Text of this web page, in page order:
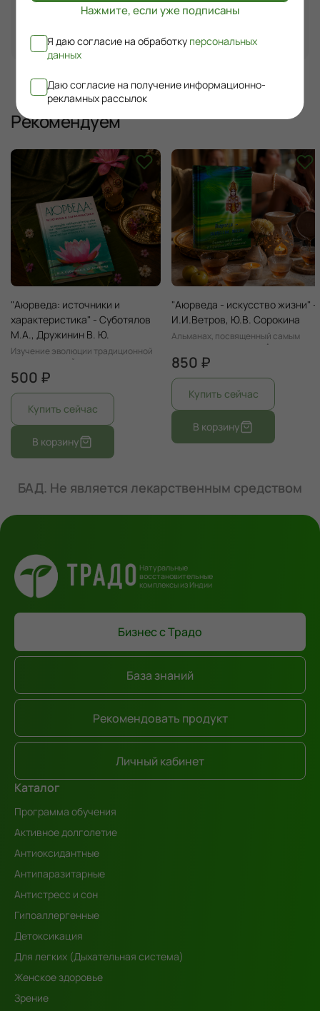
Поклон ТРАДО за память об Игоре Ивановиче и за
полезного.
Страница
Рекомендуем
"Аюрведа: источники и
характеристика" - Суботялов
М.А., Дружинин В. Ю.
Изучение эволюции традиционной
аюрведической медицины
500 ₽
"Аюрведа - искусство жизни" -
И.И.Ветров, Ю.В. Сорокина
Альманах, посвященный самым
разным направлениям Аюрведы:
мармавидье – работе с
энергетическими точками тела,
аюрведической системе питания,
основах работы и общения с
растениями, сигнатурологии и
психологии
850 ₽
БАД. Не является лекарственным средством
Натуральные
восстановительные
комплексы из Индии
Каталог
Программа обучения
Активное долголетие
Антиоксидантные
Антипаразитарные
Антистресс и сон
Гипоаллергенные
Детоксикация
Для легких (Дыхательная система)
Женское здоровье
Зрение
Бизнес с Традо
База знаний
Рекомендовать продукт
Личный кабинет
Нажмите, если уже подписаны
Я даю согласие на обработку персональных
данных
Даю согласие на получение информационно-
рекламных рассылок